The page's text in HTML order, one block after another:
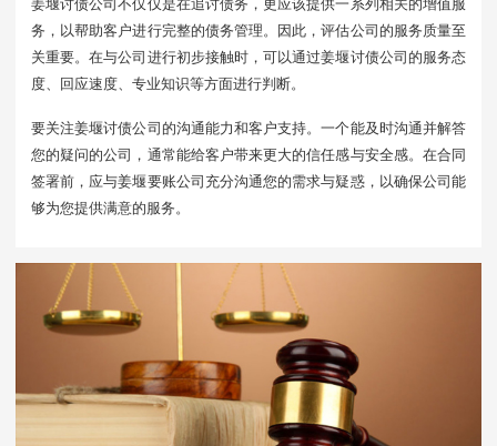
姜堰讨债公司不仅仅是在追讨债务，更应该提供一系列相关的增值服
务，以帮助客户进行完整的债务管理。因此，评估公司的服务质量至
关重要。在与公司进行初步接触时，可以通过姜堰讨债公司的服务态
度、回应速度、专业知识等方面进行判断。
要关注姜堰讨债公司的沟通能力和客户支持。一个能及时沟通并解答
您的疑问的公司，通常能给客户带来更大的信任感与安全感。在合同
签署前，应与姜堰要账公司充分沟通您的需求与疑惑，以确保公司能
够为您提供满意的服务。